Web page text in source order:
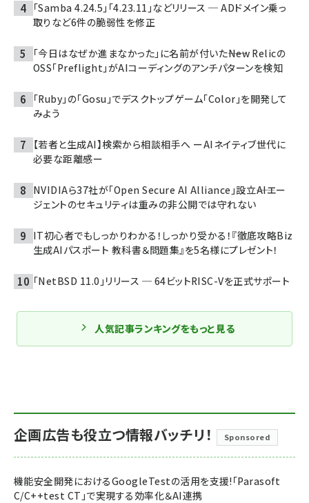
「Samba 4.24.5」「4.23.11」などリリース ─ ADドメイン乗っ
取りなど6件の脆弱性を修正
「今日はなぜか進まなかった」に名前が付いた――New Relicの
OSS「Preflight」がAIコーディングのアンチパターンを検知
「Ruby」の「Gosu」でデスクトップゲーム「Color」を開発して
みよう
【若者と生成AI】検索から相談相手へ ーAIネイティブ世代に
必要な距離感ー
NVIDIAら37社が「Open Secure AI Alliance」設立――AIエー
ジェントのセキュリティは重みの非公開では守れない
IT初心者でもしっかりわかる！しっかり受かる！『徹底攻略Biz
生成AIパスポート 教科書＆問題集』を5名様にプレゼント！
「NetBSD 11.0」リリース ─ 64ビットRISC-Vを正式サポート
人気記事ランキングをもっと見る
企画広告も役立つ情報バッチリ！ Sponsored
機能安全開発におけるGoogleTestの活用を支援!「Parasoft
C/C++test CT」で実現する効率化＆AI連携